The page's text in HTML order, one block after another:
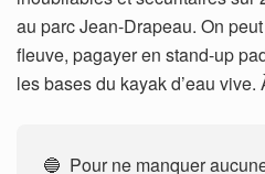
au parc Jean-Drapeau. On
fleuve, pagayer en stand-up
les bases du kayak d’eau vive.
🔵 Pour ne manquer